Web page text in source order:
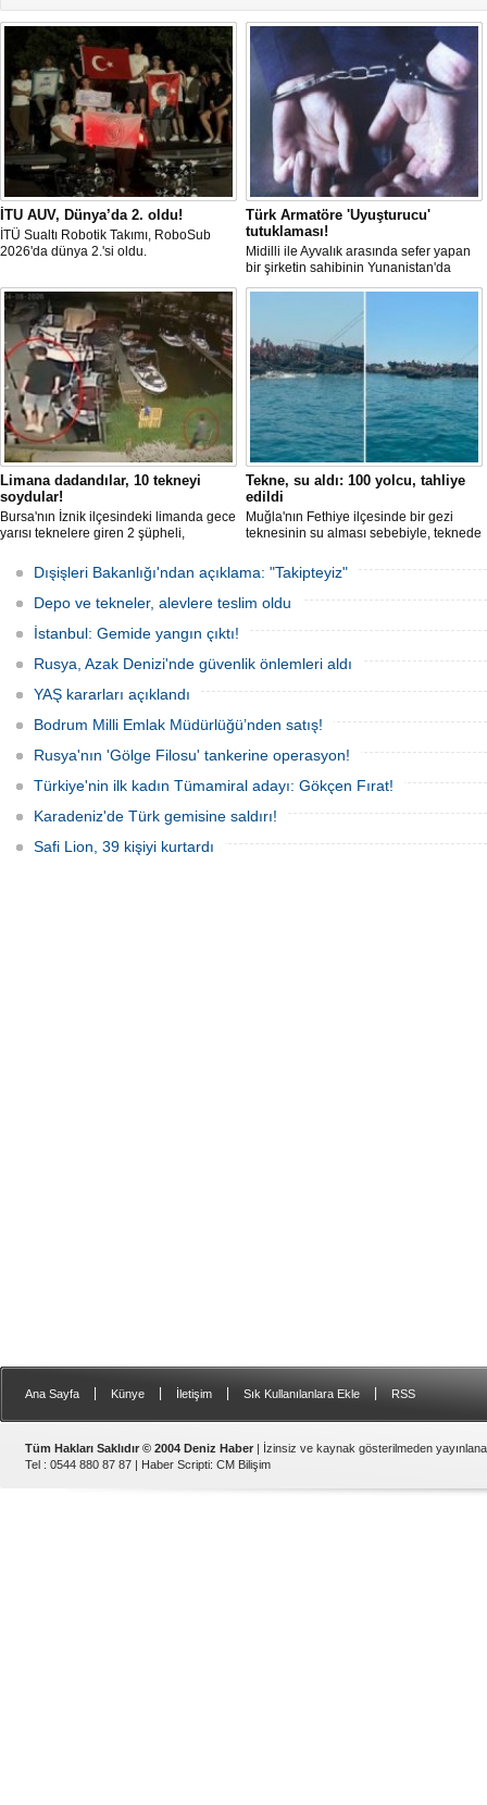
İTU AUV, Dünya’da 2. oldu!
İTÜ Sualtı Robotik Takımı, RoboSub
2026'da dünya 2.'si oldu.
Türk Armatöre 'Uyuşturucu'
tutuklaması!
Midilli ile Ayvalık arasında sefer yapan
bir şirketin sahibinin Yunanistan'da
tutuklandığı bildirildi.
Limana dadandılar, 10 tekneyi
soydular!
Bursa'nın İznik ilçesindeki limanda gece
yarısı teknelere giren 2 şüpheli,
çaldı. Olay, güvenlik kameralarına
yansıdı, tekne sahiplerinin ihbarıyla
jandarma inceleme başlattı.
Tekne, su aldı: 100 yolcu, tahliye
edildi
Muğla'nın Fethiye ilçesinde bir gezi
teknesinin su alması sebebiyle, teknede
teknenin batmaması için bölgede
kurtarma çalışması başlatıldı.
Dışişleri Bakanlığı'ndan açıklama: "Takipteyiz"
Depo ve tekneler, alevlere teslim oldu
İstanbul: Gemide yangın çıktı!
Rusya, Azak Denizi'nde güvenlik önlemleri aldı
YAŞ kararları açıklandı
Bodrum Milli Emlak Müdürlüğü’nden satış!
Rusya'nın 'Gölge Filosu' tankerine operasyon!
Türkiye'nin ilk kadın Tümamiral adayı: Gökçen Fırat!
Karadeniz'de Türk gemisine saldırı!
Safi Lion, 39 kişiyi kurtardı
Ana Sayfa Künye İletişim Sık Kullanılanlara Ekle RSS
Tüm Hakları Saklıdır © 2004 Deniz Haber | İzinsiz ve kaynak gösterilmeden
Tel : 0544 880 87 87 | Haber Scripti: CM Bilişim